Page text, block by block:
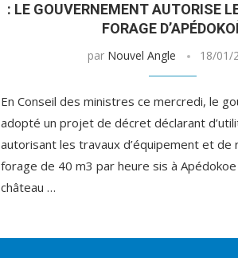
: LE GOUVERNEMENT AUTORISE
FORAGE
par Nouvel Angle 18/01/
En Conseil des ministres ce mercredi, le
adopté un projet de décret déclarant
autorisant les travaux d’équipement et de
forage de 40 m3 par heure sis à Apédokoe
château …